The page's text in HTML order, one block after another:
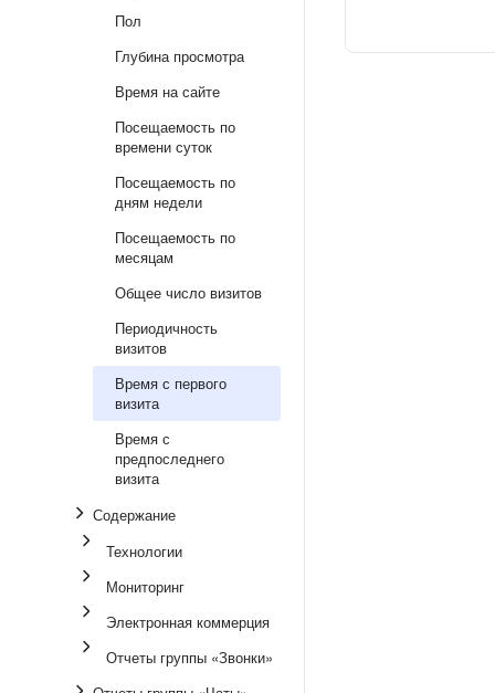
Пол
Глубина просмотра
Время на сайте
Посещаемость по
времени суток
Посещаемость по
дням недели
Посещаемость по
месяцам
Общее число визитов
Периодичность
визитов
Время с первого
визита
Время с
предпоследнего
визита
Содержание
Технологии
Мониторинг
Электронная коммерция
Отчеты группы «Звонки»